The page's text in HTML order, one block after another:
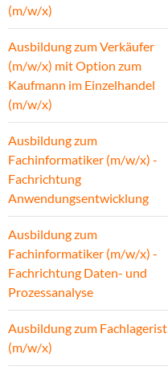
(m/w/x)
Ausbildung zum Verkäufer
(m/w/x) mit Option zum
Kaufmann im Einzelhandel
(m/w/x)
Ausbildung zum
Fachinformatiker (m/w/x) -
Fachrichtung
Anwendungsentwicklung
Ausbildung zum
Fachinformatiker (m/w/x) -
Fachrichtung Daten- und
Prozessanalyse
Ausbildung zum Fachlagerist
(m/w/x)